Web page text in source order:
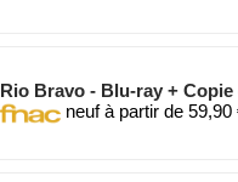
Rio Bravo - Blu-ray +
neuf à partir de 59,90